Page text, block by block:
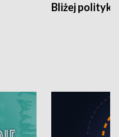
Bliżej polityki